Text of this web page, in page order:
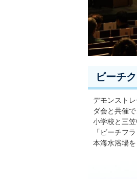
ビーチ
デモンスト
ダ会と共催
小学校と三
「ビーチフ
本海水浴場